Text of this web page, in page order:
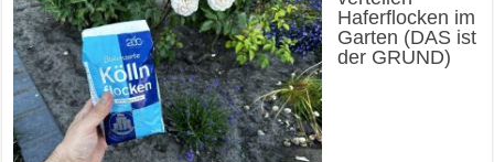
Haferflocken im
Garten (DAS ist
der GRUND)